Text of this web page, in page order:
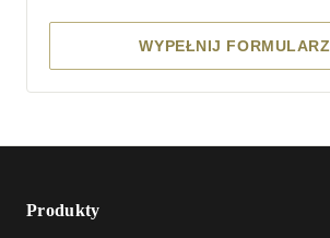
WYPEŁNIJ FORMULARZ
Produkty